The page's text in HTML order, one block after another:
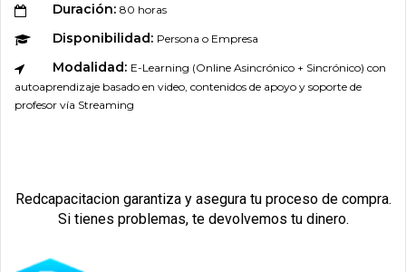
Duración: 80 horas
Disponibilidad: Persona o Empresa
Modalidad: E-Learning (Online Asincrónico + Sincrónico) con
autoaprendizaje basado en video, contenidos de apoyo y soporte de
profesor vía Streaming
Redcapacitacion garantiza y asegura tu proceso de compra.
Si tienes problemas, te devolvemos tu dinero.